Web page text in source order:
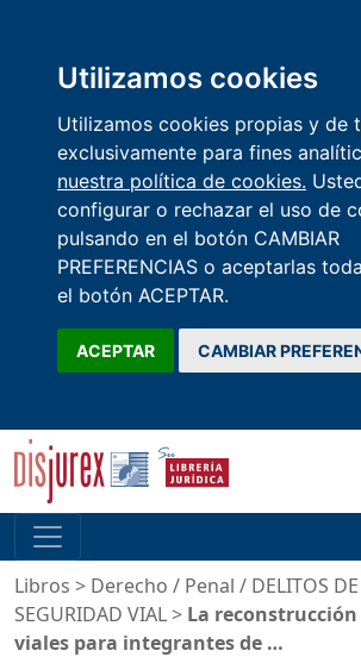
Utilizamos cookies
Utilizamos cookies propias y de
exclusivamente para fines
nuestra política de cookies.
configurar o rechazar el uso de
pulsando en el botón CAMBIAR
PREFERENCIAS o aceptarlas
el botón ACEPTAR.
ACEPTAR CAMBIAR
Libros > Derecho / Penal / DELITOS
SEGURIDAD VIAL> La
viales para integrantes de …